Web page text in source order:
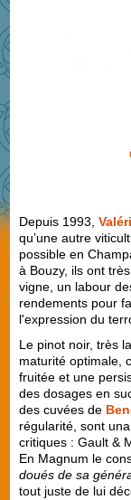
Depuis 1993,
qu’une autre
possible en
à Bouzy, ils ont
vigne, un labour
rendements pour
l'expression du
Le pinot noir, très
maturité optimale,
fruitée et une
des dosages en
des cuvées de
régularité, sont
critiques : Gault &
En Magnum le
doués de sa
tout juste de lui